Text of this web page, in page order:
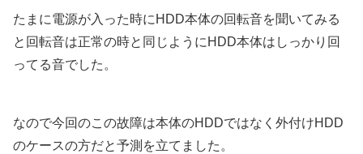
たまに電源が入った時にHDD本体の回転音を聞いてみる
と回転音は正常の時と同じようにHDD本体はしっかり回
ってる音でした。
なので今回のこの故障は本体のHDDではなく外付けHDD
のケースの方だと予測を立てました。